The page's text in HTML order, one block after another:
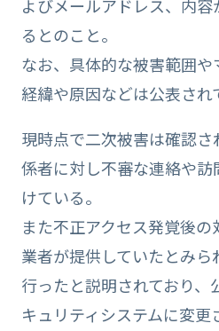
よびメールアドレス、内
るとのこと。
なお、具体的な被害範囲
経緯や原因などは公表され
現時点で二次被害は確認
係者に対し不審な連絡や
けている。
また不正アクセス発覚後
業者が提供していたとみ
行ったと説明されており、
キュリティシステムに変更